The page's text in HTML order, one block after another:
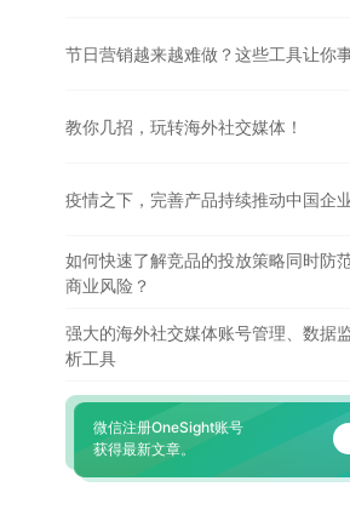
节日营销越来越难做？这些工具让你
教你几招，玩转海外社交媒体！
疫情之下，完善产品持续推动中国企
如何快速了解竞品的投放策略同时防
商业风险？
强大的海外社交媒体账号管理、数据
析工具
微信注册OneSight账号
获得最新文章。